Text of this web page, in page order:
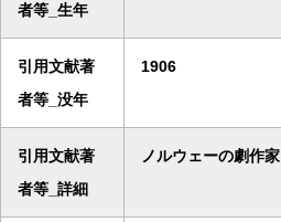
者等_生年
引用文献著
者等_没年
1906
引用文献著
者等_詳細
ノルウェーの劇作家